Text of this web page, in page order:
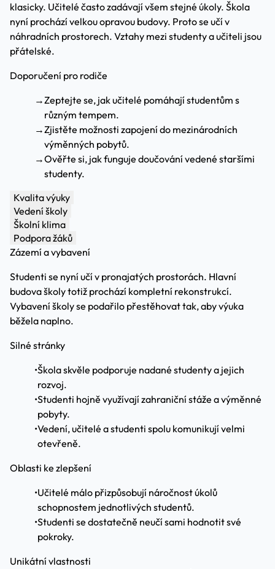
klasicky. Učitelé často zadávají všem stejné úkoly. Škola
nyní prochází velkou opravou budovy. Proto se učí v
náhradních prostorech. Vztahy mezi studenty a učiteli jsou
přátelské.
Doporučení pro rodiče
→Zeptejte se, jak učitelé pomáhají studentům s
různým tempem.
→Zjistěte možnosti zapojení do mezinárodních
výměnných pobytů.
→Ověřte si, jak funguje doučování vedené staršími
studenty.
Kvalita výuky
Vedení školy
Školní klima
Podpora žáků
Zázemí a vybavení
Studenti se nyní učí v pronajatých prostorách. Hlavní
budova školy totiž prochází kompletní rekonstrukcí.
Vybavení školy se podařilo přestěhovat tak, aby výuka
běžela naplno.
Silné stránky
•Škola skvěle podporuje nadané studenty a jejich
rozvoj.
•Studenti hojně využívají zahraniční stáže a výměnné
pobyty.
•Vedení, učitelé a studenti spolu komunikují velmi
otevřeně.
Oblasti ke zlepšení
•Učitelé málo přizpůsobují náročnost úkolů
schopnostem jednotlivých studentů.
•Studenti se dostatečně neučí sami hodnotit své
pokroky.
Unikátní vlastnosti